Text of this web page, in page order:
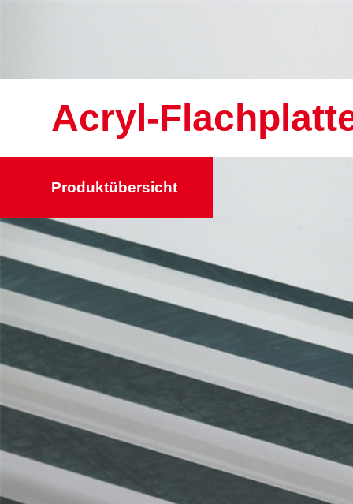
Acryl-
Produktübersicht